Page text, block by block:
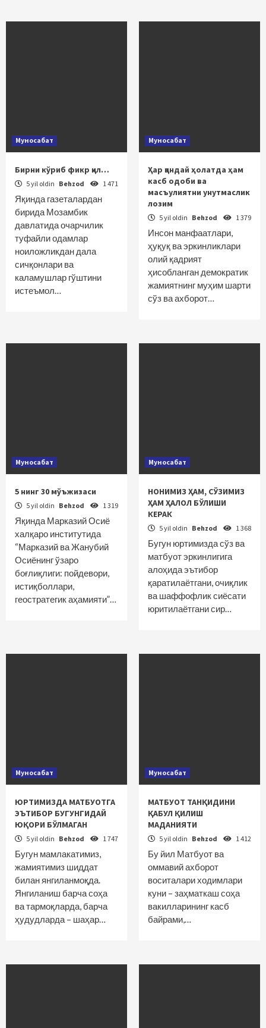
Муносабат
Бирни кўриб фикр қил…
5 yil oldin Behzod 1 471
Яқинда газеталардан
бирида Мозамбик
давлатида очарчилик
туфайли одамлар
ноиложликдан дала
сичқонлари ва
каламушлар гўштини
истеъмол…
Муносабат
Ҳар қандай ҳолатда ҳам
касб одоби ва
масъулиятни унутмаслик
лозим
5 yil oldin Behzod 1 379
Инсон манфаатлари,
ҳуқуқ ва эркинлик­лари
олий қадрият
ҳисобланган демократик
жамиятнинг муҳим шарти
сўз ва ахборот…
Муносабат
5 нинг 30 мўъжизаси
5 yil oldin Behzod 1 319
Яқинда Марказий Осиё
халқаро институтида
“Марказий ва Жанубий
Осиёнинг ўзаро
боғлиқлиги: пойдевори,
истиқболлари,
геостратегик аҳамияти”…
Муносабат
НОНИМИЗ ҲАМ, СЎЗИМИЗ
ҲАМ ҲАЛОЛ БЎЛИШИ
КЕРАК
5 yil oldin Behzod 1 368
Бугун юртимизда сўз ва
матбуот эркинлигига
алоҳида эътибор
қаратилаётгани, очиқлик
ва шаффофлик сиёсати
юритилаётгани сир…
Муносабат
ЮРТИМИЗДА МАТБУОТГА
ЭЪТИБОР БУГУНГИДАЙ
ЮҚОРИ БЎЛМАГАН
5 yil oldin Behzod 1 747
Бугун мамлакатимиз,
жамиятимиз шиддат
билан янгиланмоқда.
Янгиланиш барча соҳа
ва тармоқларда, барча
ҳудудларда – шаҳар…
Муносабат
МАТБУОТ ТАНҚИДИНИ
ҚАБУЛ ҚИЛИШ
МАДАНИЯТИ
5 yil oldin Behzod 1 412
Бу йил Матбуот ва
оммавий ахборот
воситалари ходимлари
куни – заҳматкаш соҳа
вакилларининг касб
байрами,…